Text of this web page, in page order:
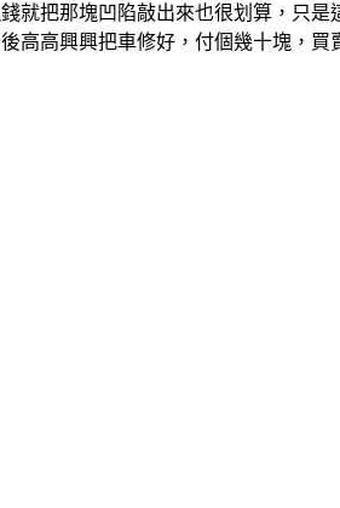
就把那塊凹陷敲出來也很划算，只是
高高興興把車修好，付個幾十塊，買